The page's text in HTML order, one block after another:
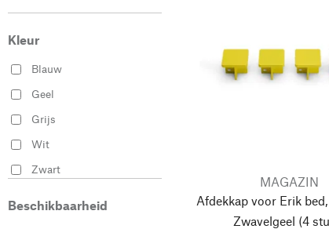
Kleur
Blauw
Geel
Grijs
Wit
Zwart
Beschikbaarheid
MAGAZIN
Afdekkap voor Erik bed,
Zwavelgeel (4